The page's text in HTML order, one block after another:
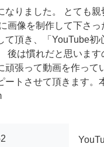
なりました。 とても
画像を制作して下さ
て頂き、「YouTube初
後は慣れだと思いま
頑張って動画を作って
ートさせて頂きます。